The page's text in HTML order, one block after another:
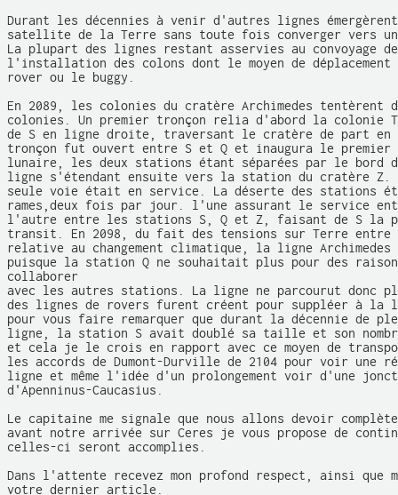
Durant les décennies à venir d'autres lignes
satellite de la Terre sans toute fois converger vers
La plupart des lignes restant asservies au convoyage
l'installation des colons dont le moyen de
rover ou le buggy.
En 2089, les colonies du cratère Archimedes tentèrent
colonies. Un premier tronçon relia d'abord la colonie
de S en ligne droite, traversant le cratère de part en
tronçon fut ouvert entre S et Q et inaugura le
lunaire, les deux stations étant séparées par le
ligne s'étendant ensuite vers la station du cratère Z.
seule voie était en service. La déserte des stations
rames,deux fois par jour. l'une assurant le service
l'autre entre les stations S, Q et Z, faisant de S la
transit. En 2098, du fait des tensions sur Terre
relative au changement climatique, la ligne
puisque la station Q ne souhaitait plus pour des
collaborer
avec les autres stations. La ligne ne parcourut donc
des lignes de rovers furent créent pour suppléer à
pour vous faire remarquer que durant la décennie
ligne, la station S avait doublé sa taille et son
et cela je le crois en rapport avec ce moyen de
les accords de Dumont-Durville de 2104 pour voir une
ligne et même l'idée d'un prolongement voir d'une
d'Apenninus-Caucasius.
Le capitaine me signale que nous allons devoir
avant notre arrivée sur Ceres je vous propose de
celles-ci seront accomplies.
Dans l'attente recevez mon profond respect, ainsi
votre dernier article.